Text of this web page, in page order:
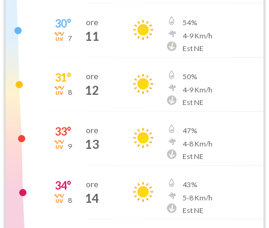
30°
7
ore
11
54%
4-9Km/h
Est NE
31°
8
ore
12
50%
4-9Km/h
Est NE
33°
9
ore
13
47%
4-8Km/h
Est NE
34°
8
ore
14
43%
5-8Km/h
Est NE